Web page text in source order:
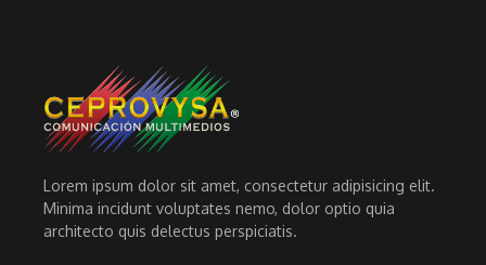
Lorem ipsum dolor sit amet, consectetur adipisicing elit.
Minima incidunt voluptates nemo, dolor optio quia
architecto quis delectus perspiciatis.